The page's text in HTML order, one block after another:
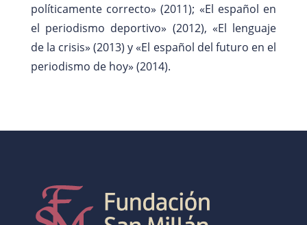
políticamente correcto» (2011); «El español en
el periodismo deportivo» (2012), «El lenguaje
de la crisis» (2013) y «El español del futuro en el
periodismo de hoy» (2014).